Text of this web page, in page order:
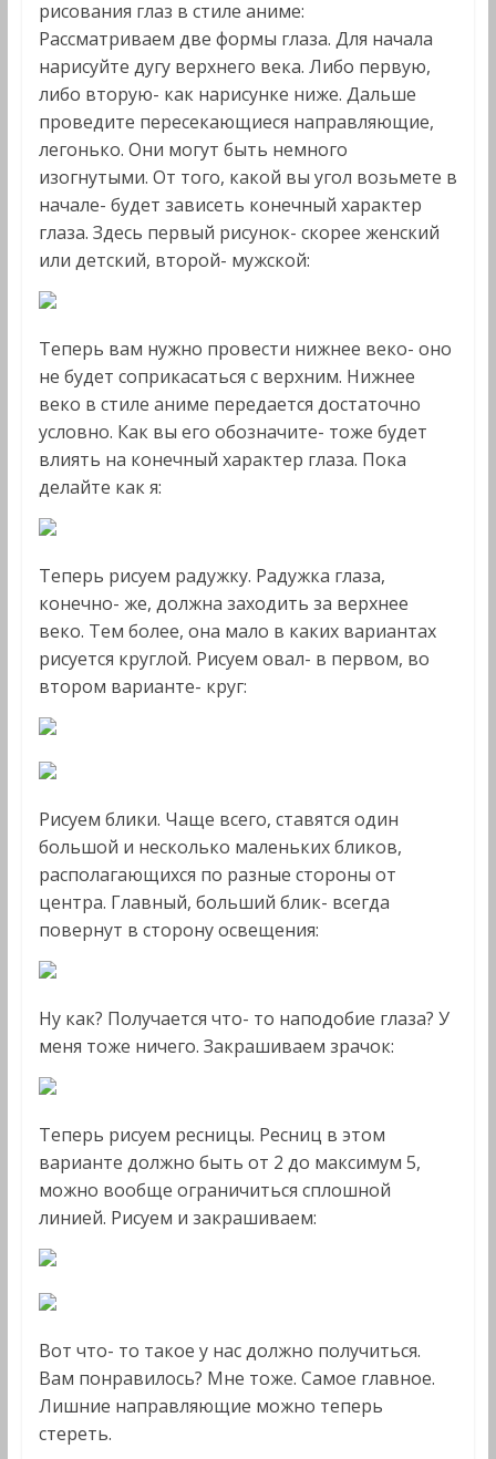
рисования глаз в стиле аниме:
Рассматриваем две формы глаза. Для начала
нарисуйте дугу верхнего века. Либо первую,
либо вторую- как нарисунке ниже. Дальше
проведите пересекающиеся направляющие,
легонько. Они могут быть немного
изогнутыми. От того, какой вы угол возьмете в
начале- будет зависеть конечный характер
глаза. Здесь первый рисунок- скорее женский
или детский, второй- мужской:
Теперь вам нужно провести нижнее веко- оно
не будет соприкасаться с верхним. Нижнее
веко в стиле аниме передается достаточно
условно. Как вы его обозначите- тоже будет
влиять на конечный характер глаза. Пока
делайте как я:
Теперь рисуем радужку. Радужка глаза,
конечно- же, должна заходить за верхнее
веко. Тем более, она мало в каких вариантах
рисуется круглой. Рисуем овал- в первом, во
втором варианте- круг:
Рисуем блики. Чаще всего, ставятся один
большой и несколько маленьких бликов,
располагающихся по разные стороны от
центра. Главный, больший блик- всегда
повернут в сторону освещения:
Ну как? Получается что- то наподобие глаза? У
меня тоже ничего. Закрашиваем зрачок:
Теперь рисуем ресницы. Ресниц в этом
варианте должно быть от 2 до максимум 5,
можно вообще ограничиться сплошной
линией. Рисуем и закрашиваем:
Вот что- то такое у нас должно получиться.
Вам понравилось? Мне тоже. Самое главное.
Лишние направляющие можно теперь
стереть.